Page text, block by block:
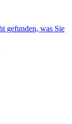
gefunden, was Sie